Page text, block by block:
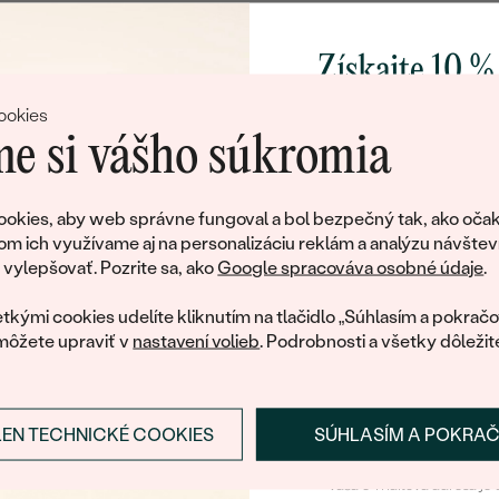
si vášho súkromia
aby web správne fungoval a bol bezpečný tak, ako
ich využívame aj na personalizáciu reklám a analýzu
Pozrite sa, ako Google spracováva osobné údaje.
cookies udelíte kliknutím na tlačidlo „Súhlasím a
upraviť v nastavení volieb. Podrobnosti a všetky
SÚHLASÍM A
TECHNICKÉ COOKIES
ale tento šperk si už svojích majiteľov
množstvo podobných produktov. Pokiaľ chcete byť
šperku, nechajte nám svoj e-mail.
ZASLAŤ UPOZORNENIE NA TENTO
Získajte 10
poctivo vyrábaných
Ako darček na
obratom pošleme
Prihlásiť sa a